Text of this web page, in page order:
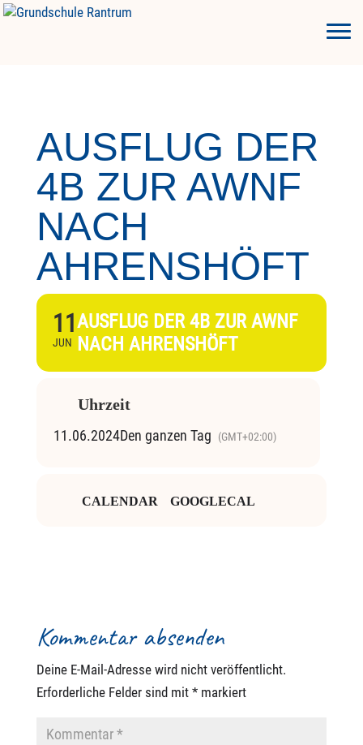
AUSFLUG DER
4B ZUR AWNF
NACH
AHRENSHÖFT
11
JUN
AUSFLUG DER 4B ZUR AWNF
NACH AHRENSHÖFT
Uhrzeit
11.06.2024Den ganzen Tag (GMT+02:00)
CALENDAR GOOGLECAL
Kommentar absenden
Deine E-Mail-Adresse wird nicht veröffentlicht.
Erforderliche Felder sind mit *markiert